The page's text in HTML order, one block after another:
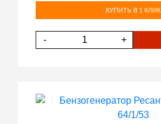
КУПИТЬ В 1 КЛИК
- +